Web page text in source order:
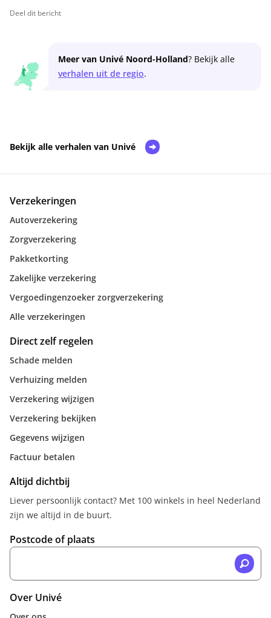
Deel dit bericht
Meer van Univé Noord-Holland? Bekijk alle
verhalen uit de regio.
Bekijk alle verhalen van Univé
Verzekeringen
Autoverzekering
Zorgverzekering
Pakketkorting
Zakelijke verzekering
Vergoedingenzoeker zorgverzekering
Alle verzekeringen
Direct zelf regelen
Schade melden
Verhuizing melden
Verzekering wijzigen
Verzekering bekijken
Gegevens wijzigen
Factuur betalen
Altijd dichtbij
Liever persoonlijk contact? Met 100 winkels in heel Nederland
zijn we altijd in de buurt.
Postcode of plaats
Over Univé